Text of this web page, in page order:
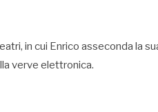
in cui Enrico asseconda la
verve elettronica.